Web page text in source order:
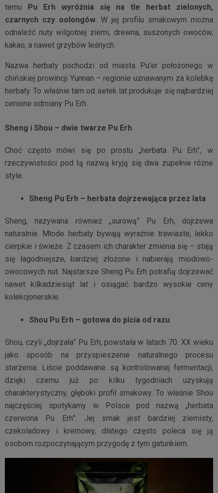
temu
Pu Erh wyróżnia się na tle herbat zielonych,
czarnych czy oolongów. W jej profilu smakowym można
odnaleźć nuty wilgotnej ziemi, drewna, suszonych owoców,
kakao, a nawet grzybów leśnych.
Nazwa herbaty pochodzi od miasta Pu'er położonego w
chińskiej prowincji Yunnan – regionie uznawanym za kolebkę
herbaty. To właśnie tam od setek lat produkuje się najbardziej
cenione odmiany Pu Erh.
Sheng i Shou – dwie twarze Pu Erh
Choć często mówi się po prostu „herbata Pu Erh”, w
rzeczywistości pod tą nazwą kryją się dwa zupełnie różne
style.
Sheng Pu Erh – herbata dojrzewająca przez lata
Sheng, nazywana również „surową” Pu Erh, dojrzewa
naturalnie. Młode herbaty bywają wyraźnie trawiaste, lekko
cierpkie i świeże. Z czasem ich charakter zmienia się – stają
się łagodniejsze, bardziej złożone i nabierają miodowo-
owocowych nut. Najstarsze Sheng Pu Erh potrafią dojrzewać
nawet kilkadziesiąt lat i osiągać bardzo wysokie ceny
kolekcjonerskie.
Shou Pu Erh – gotowa do picia od razu
Shou, czyli „dojrzała” Pu Erh, powstała w latach 70. XX wieku
jako sposób na przyspieszenie naturalnego procesu
starzenia. Liście poddawane są kontrolowanej fermentacji,
dzięki czemu już po kilku tygodniach uzyskują
charakterystyczny, głęboki profil smakowy. To właśnie Shou
najczęściej spotykamy w Polsce pod nazwą „herbata
czerwona Pu Erh”. Jej smak jest bardziej ziemisty,
czekoladowy i kremowy, dlatego często poleca się ją
osobom rozpoczynającym przygodę z tym gatunkiem.